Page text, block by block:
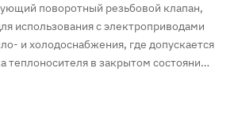
поворотный резьбовой клапан,
использования с электроприводами
и холодоснабжения, где допускается
теплоносителя в закрытом состоянии
в точном регулировании.
или разделения потоков.